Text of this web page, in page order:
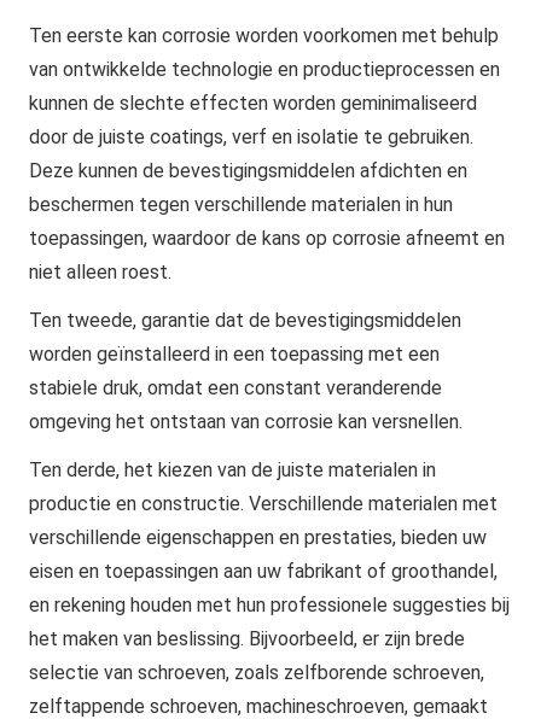
Ten eerste kan corrosie worden voorkomen met behulp
van ontwikkelde technologie en productieprocessen en
kunnen de slechte effecten worden geminimaliseerd
door de juiste coatings, verf en isolatie te gebruiken.
Deze kunnen de bevestigingsmiddelen afdichten en
beschermen tegen verschillende materialen in hun
toepassingen, waardoor de kans op corrosie afneemt en
niet alleen roest.
Ten tweede, garantie dat de bevestigingsmiddelen
worden geïnstalleerd in een toepassing met een
stabiele druk, omdat een constant veranderende
omgeving het ontstaan van corrosie kan versnellen.
Ten derde, het kiezen van de juiste materialen in
productie en constructie. Verschillende materialen met
verschillende eigenschappen en prestaties, bieden uw
eisen en toepassingen aan uw fabrikant of groothandel,
en rekening houden met hun professionele suggesties bij
het maken van beslissing. Bijvoorbeeld, er zijn brede
selectie van schroeven, zoals zelfborende schroeven,
zelftappende schroeven, machineschroeven, gemaakt